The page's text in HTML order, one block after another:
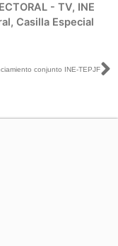
- TV, INE
, Casilla Especial
conjunto INE-TEPJF